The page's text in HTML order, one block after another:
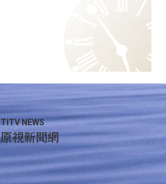
TITV NEWS
原視新聞網